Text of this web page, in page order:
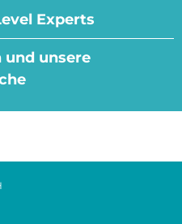
Experts
und unsere